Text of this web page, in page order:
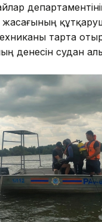
тарта
денесін судан